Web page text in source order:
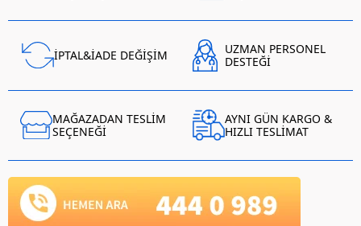
İPTAL&İADE DEĞİŞİM
UZMAN PERSONEL
DESTEĞİ
MAĞAZADAN TESLİM
SEÇENEĞİ
AYNI GÜN KARGO &
HIZLI TESLİMAT